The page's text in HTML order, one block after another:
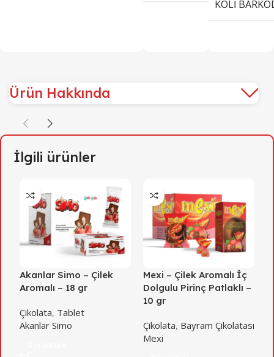
KOLI
Ürün Hakkında
İlgili ürünler
Akanlar Simo – Çilek
Aromalı – 18 gr
Çikolata, Tablet
Akanlar Simo
Mexi – Çilek Aromalı İç
Dolgulu Pirinç Patlaklı –
10 gr
Çikolata, Bayram Çikolatası
Mexi